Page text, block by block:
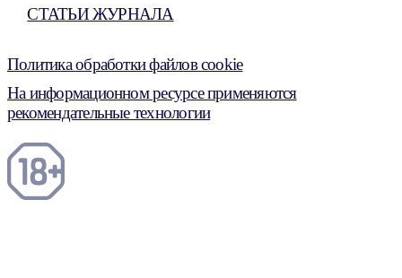
СТАТЬИ ЖУРНАЛА
Политика обработки файлов cookie
На информационном ресурсе применяются
рекомендательные технологии